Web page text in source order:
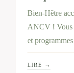
Bien-Hêtre
ANCV ! Vous
et
ce moyen de
transformer
LIRE →